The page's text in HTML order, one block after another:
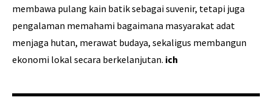
membawa pulang kain batik sebagai suvenir, tetapi juga
pengalaman memahami bagaimana masyarakat adat
menjaga hutan, merawat budaya, sekaligus membangun
ekonomi lokal secara berkelanjutan. ich